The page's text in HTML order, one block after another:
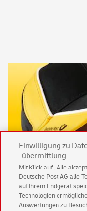
werde-einer-
Flexible Arbeitszeiten,
Einwilligung zu
-übermittlung
Mit Klick auf „Alle
Deutsche Post AG alle
auf Ihrem Endgerät
Technologien
Auswertungen zu